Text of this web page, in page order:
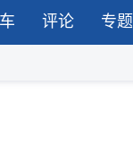
评论 专题